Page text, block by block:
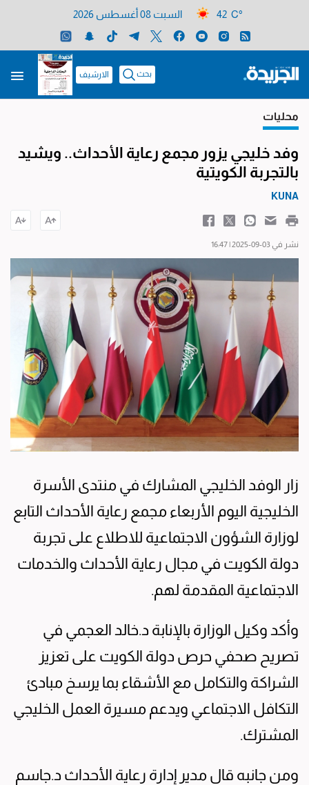
42 C° السبت 08 أغسطس 2026
بحث الارشيف
محليات
وفد خليجي يزور مجمع رعاية الأحداث.. ويشيد
بالتجربة الكويتية
KUNA
نشر في 03-09-2025 | 16:47
زار الوفد الخليجي المشارك في منتدى الأسرة
الخليجية اليوم الأربعاء مجمع رعاية الأحداث التابع
لوزارة الشؤون الاجتماعية للاطلاع على تجربة
دولة الكويت في مجال رعاية الأحداث والخدمات
الاجتماعية المقدمة لهم.
وأكد وكيل الوزارة بالإنابة د.خالد العجمي في
تصريح صحفي حرص دولة الكويت على تعزيز
الشراكة والتكامل مع الأشقاء بما يرسخ مبادئ
التكافل الاجتماعي ويدعم مسيرة العمل الخليجي
المشترك.
ومن جانبه قال مدير إدارة رعاية الأحداث د.جاسم